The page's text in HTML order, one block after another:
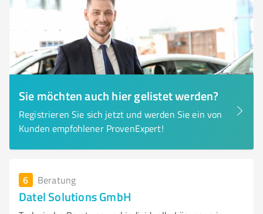
Sie möchten auch hier gelistet werden?
Registrieren Sie sich jetzt und werden Sie ein von
Kunden empfohlener ProvenExpert!
6 Beratung
Datel Solutions GmbH